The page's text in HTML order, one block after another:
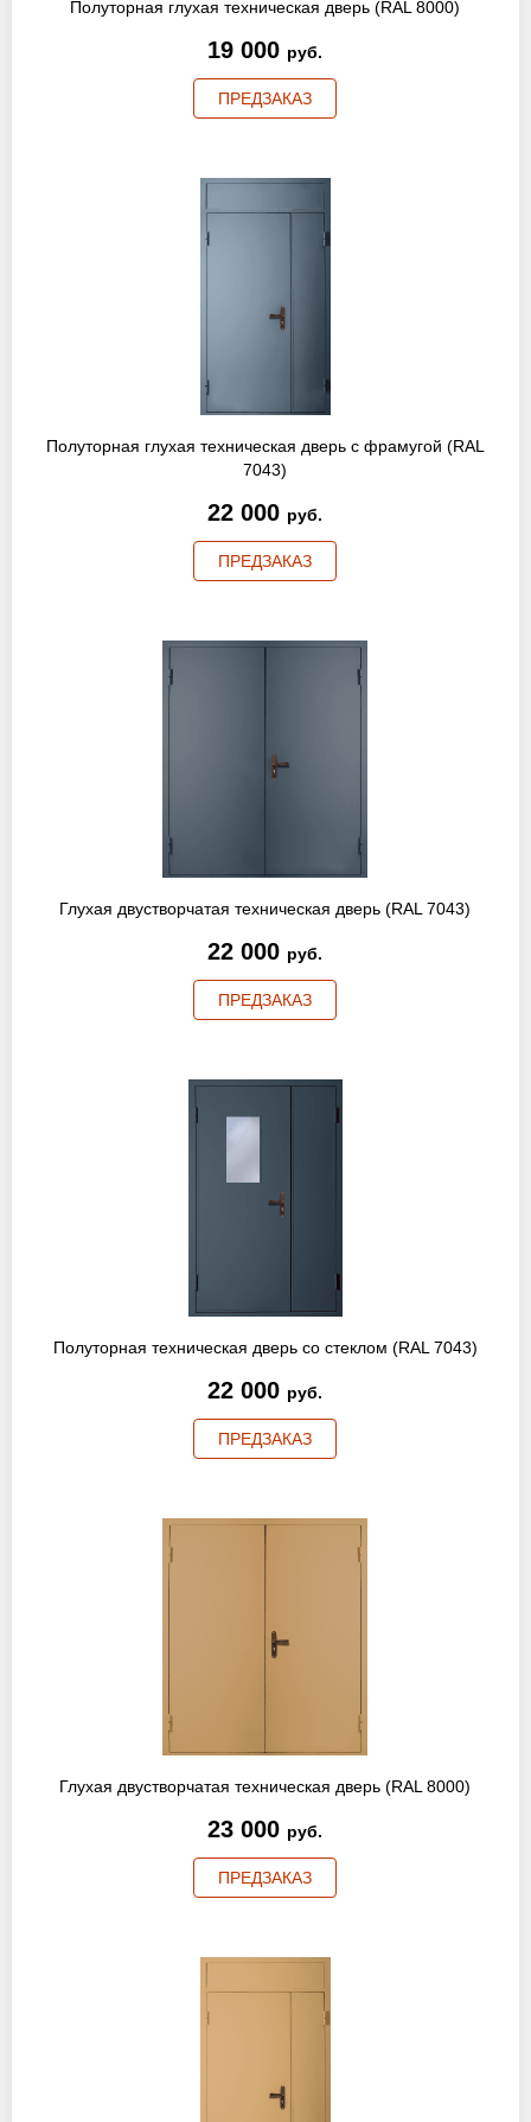
Полуторная глухая техническая дверь (RAL 8000)
19 000 руб.
ПРЕДЗАКАЗ
Полуторная глухая техническая дверь с фрамугой (RAL
7043)
22 000 руб.
ПРЕДЗАКАЗ
Глухая двустворчатая техническая дверь (RAL 7043)
22 000 руб.
ПРЕДЗАКАЗ
Полуторная техническая дверь со стеклом (RAL 7043)
22 000 руб.
ПРЕДЗАКАЗ
Глухая двустворчатая техническая дверь (RAL 8000)
23 000 руб.
ПРЕДЗАКАЗ